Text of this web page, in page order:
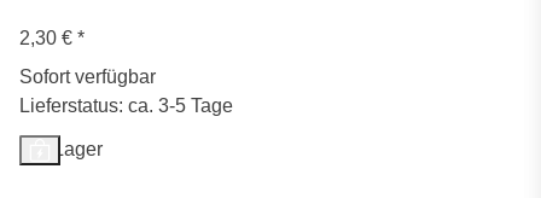
2,30 € *
Sofort verfügbar
Lieferstatus: ca. 3-5 Tage
Auf Lager